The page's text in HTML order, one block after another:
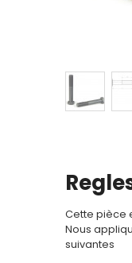
Cette pièce
Nous
suivantes